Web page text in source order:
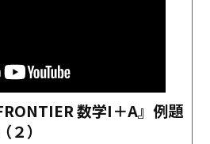
数学I＋A』例題
）